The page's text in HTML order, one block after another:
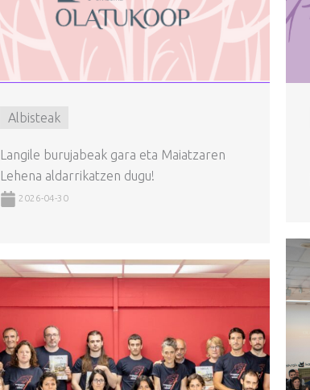
Albisteak
Langile burujabeak gara eta Maiatzaren
Lehena aldarrikatzen dugu!
2026-04-30